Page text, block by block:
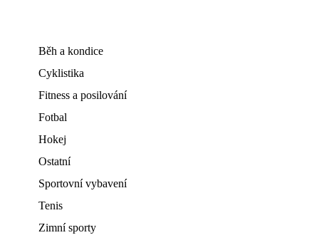
Běh a kondice
Cyklistika
Fitness a posilování
Fotbal
Hokej
Ostatní
Sportovní vybavení
Tenis
Zimní sporty